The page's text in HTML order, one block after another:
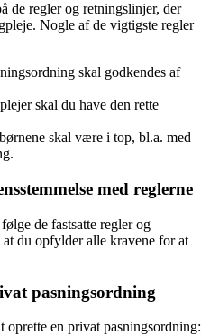
de regler og retningslinjer, der
Nogle af de vigtigste regler
skal godkendes af
skal du have den rette
skal være i top, bl.a. med
med reglerne
de fastsatte regler og
du opfylder alle kravene for at
pasningsordning
en privat pasningsordning: